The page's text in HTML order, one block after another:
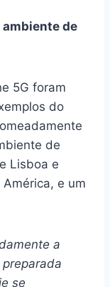
ambiente de
5G foram
do
de
Lisboa e
e um
a
se